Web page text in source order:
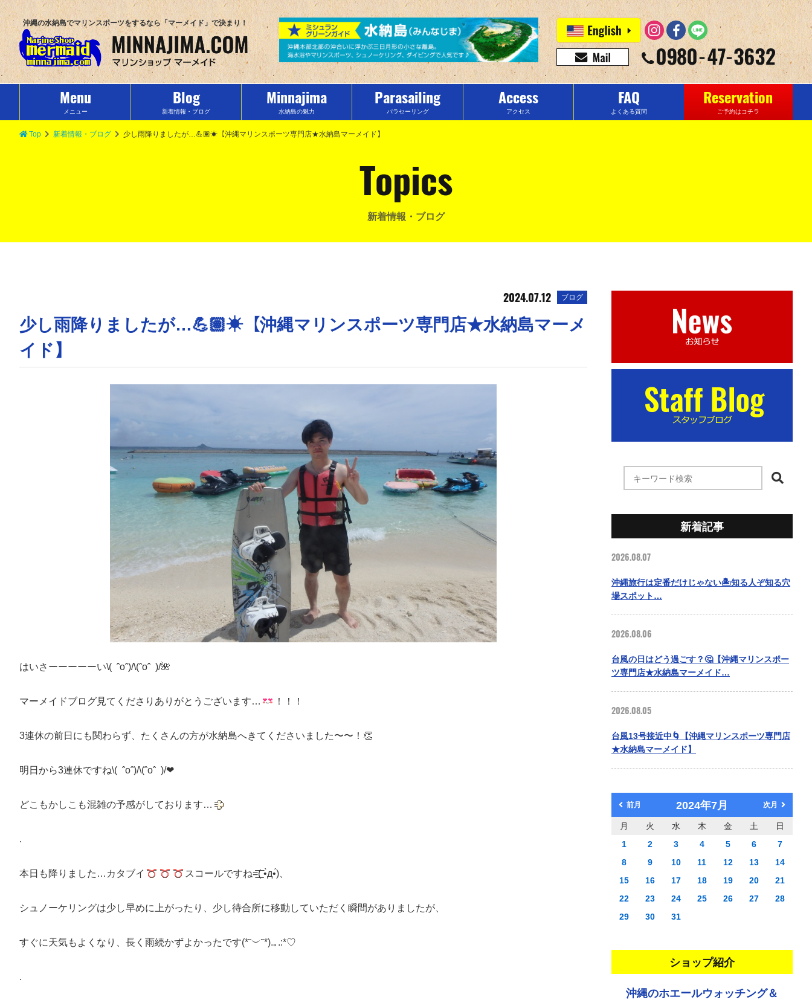
沖縄の水納島でマリンスポーツをするなら「マーメイド」で決まり！
Menu
メニュー
Blog
新着情報・ブログ
Minnajima
水納島の魅力
Parasailing
パラセーリング
Access
アクセス
FAQ
よくある質問
Reservation
ご予約はコチラ
Top 新着情報・ブログ 少し雨降りましたが…💪🏽☀︎【沖縄マリンスポーツ専門店★水納島マーメイド】
Topics
新着情報・ブログ
2024.07.12 ブログ
少し雨降りましたが…💪🏽☀︎【沖縄マリンスポーツ専門店★水納島マーメ
イド】
はいさーーーーーい\( ˆoˆ)/\(ˆoˆ )/🌺
マーメイドブログ見てくださりありがとうございます… ！！！
3連休の前日にも関わらず、たくさんの方が水納島へきてくださいました〜〜！👏
明日から3連休ですね\( ˆoˆ)/\(ˆoˆ )/❤︎
どこもかしこも混雑の予感がしております…
.
本日も降りました…カタブイ スコールですね=͟͟͞͞( •̀д•́)、
シュノーケリングは少し早めに上がったり、少し待合所に移動していただく瞬間がありましたが、
すぐに天気もよくなり、長く雨続かずよかったです(*˘︶˘*).｡.:*♡
.
新着記事
2026.08.07
沖縄旅行は定番だけじゃない🏝️知る人ぞ知る穴
場スポット…
2026.08.06
台風の日はどう過ごす？🤔【沖縄マリンスポー
ツ専門店★水納島マーメイド…
2026.08.05
台風13号接近中🌀【沖縄マリンスポーツ専門店
★水納島マーメイド】
前月 2024年7月 次月
月 火 水 木 金 土
日
1
2 3 4 5 6
7
8
9 10 11 12 13
14
15
16 17 18 19 20
21
22
23 24 25 26 27
28
29
30 31
ショップ紹介
沖縄のホエールウォッチング＆